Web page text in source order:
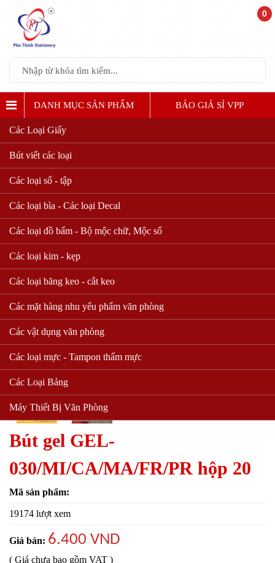
DANH MỤC SẢN PHẨM BÁO GIẢ SỈ VPP
Các Loại Giấy
Bút viết các loại
Các loại sổ - tập
Các loại bìa - Các loại Decal
Các loại đồ bấm - Bộ mộc chữ, Mộc số
Các loại kim - kẹp
Các loại băng keo - cắt keo
Các mặt hàng nhu yếu phẩm văn phòng
Các vật dụng văn phòng
Các loại mực - Tampon thấm mực
Các Loại Bảng
Máy Thiết Bị Văn Phòng
Bút gel GEL-
030/MI/CA/MA/FR/PR hộp 20
Mã sản phẩm:
19174 lượt xem
Giá bán: 6.400 VND
( Giá chưa bao gồm VAT )
0